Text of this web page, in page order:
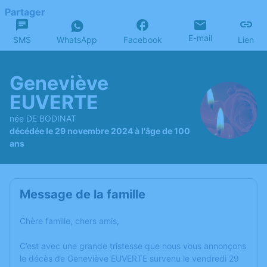
Partager
SMS WhatsApp Facebook E-mail Lien
Geneviève
EUVERTE
née DE BODINAT
décédée le 29 novembre 2024 à l'âge de 100
ans
Message de la famille
Chère famille, chers amis,
C’est avec une grande tristesse que nous vous annonçons
le décès de Geneviève EUVERTE survenu le vendredi 29